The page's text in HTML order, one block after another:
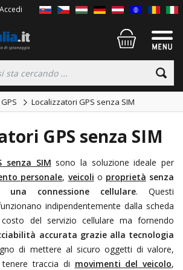
Accedi
Localizzatori GPS senza SIM
GPS senza SIM
senza SIM sono la soluzione ideale per
personale, veicoli o proprietà senza
connessione cellulare. Questi
indipendentemente dalla scheda
del servizio cellulare ma fornendo
accurata grazie alla tecnologia
di mettere al sicuro oggetti di valore,
traccia di movimenti del veicolo,